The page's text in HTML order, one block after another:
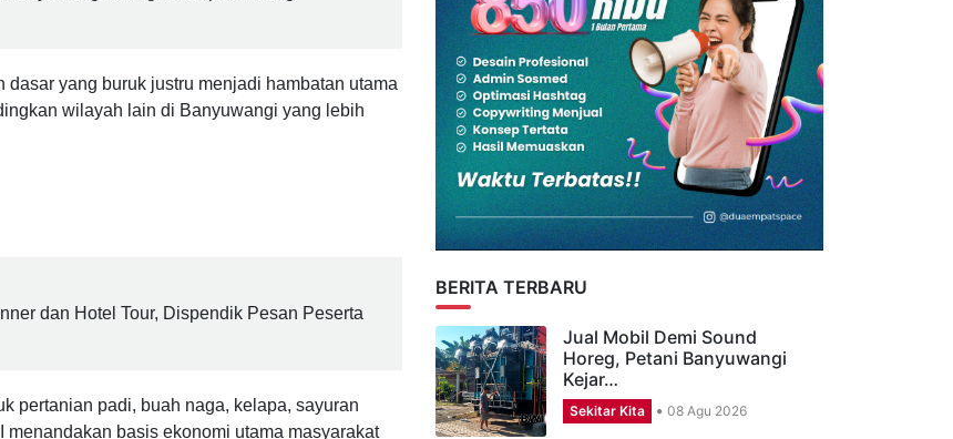
yang buruk justru menjadi hambatan utama
BERITA TERBARU
Jual Mobil Demi Sound
Horeg, Petani Banyuwangi